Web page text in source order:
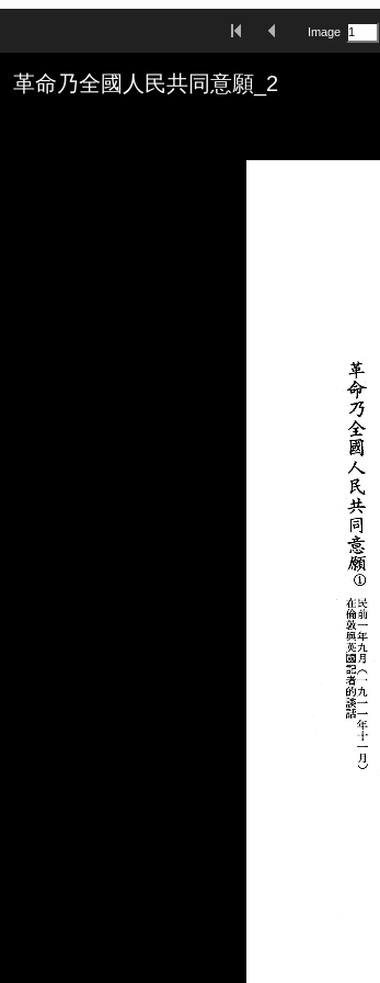
First ImagePrevious Image
Image
Media Viewer
革命乃全國人民共同意願_2